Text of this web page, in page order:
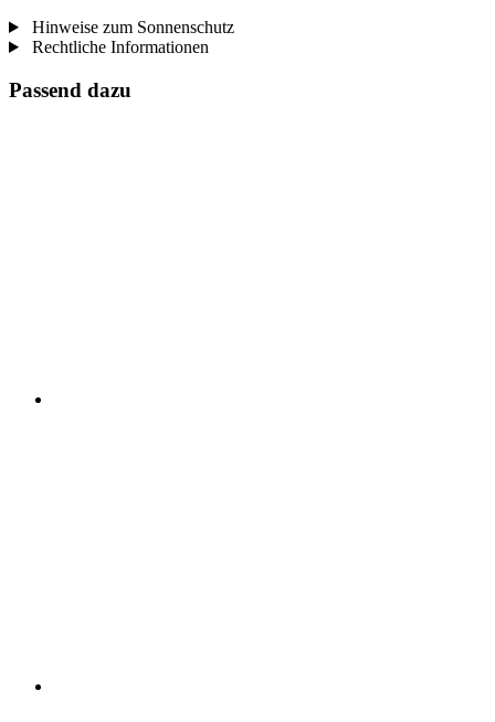
Hinweise zum Sonnenschutz
Rechtliche Informationen
Passend dazu